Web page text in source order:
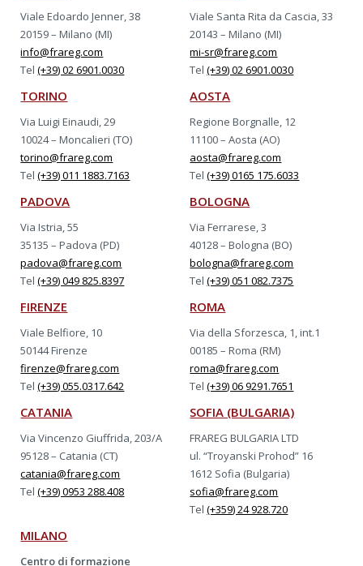
Viale Edoardo Jenner, 38
20159 – Milano (MI)
info@frareg.com
Tel(+39) 02 6901.0030
Viale Santa Rita da Cascia, 33
20143 – Milano (MI)
mi-sr@frareg.com
Tel(+39) 02 6901.0030
TORINO
Via Luigi Einaudi, 29
10024 – Moncalieri (TO)
torino@frareg.com
Tel(+39) 011 1883.7163
AOSTA
Regione Borgnalle, 12
11100 – Aosta (AO)
aosta@frareg.com
Tel(+39) 0165 175.6033
PADOVA
Via Istria, 55
35135 – Padova (PD)
padova@frareg.com
Tel(+39) 049 825.8397
BOLOGNA
Via Ferrarese, 3
40128 – Bologna (BO)
bologna@frareg.com
Tel(+39) 051 082.7375
FIRENZE
Viale Belfiore, 10
50144 Firenze
firenze@frareg.com
Tel(+39) 055.0317.642
ROMA
Via della Sforzesca, 1, int.1
00185 – Roma (RM)
roma@frareg.com
Tel(+39) 06 9291.7651
CATANIA
Via Vincenzo Giuffrida, 203/A
95128 – Catania (CT)
catania@frareg.com
Tel(+39) 0953 288.408
SOFIA (BULGARIA)
FRAREG BULGARIA LTD
ul. “Troyanski Prohod” 16
1612 Sofia (Bulgaria)
sofia@frareg.com
Tel(+359) 24 928.720
MILANO
Centro di formazione